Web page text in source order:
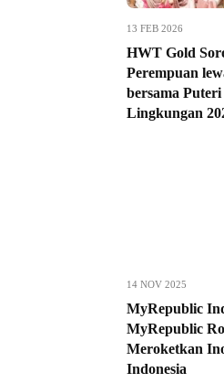
13 FEB 2026
HWT Gold
Perempuan
bersama
Lingkungan
14 NOV 2025
MyRepublic
MyRepublic
Meroketkan
Indonesia